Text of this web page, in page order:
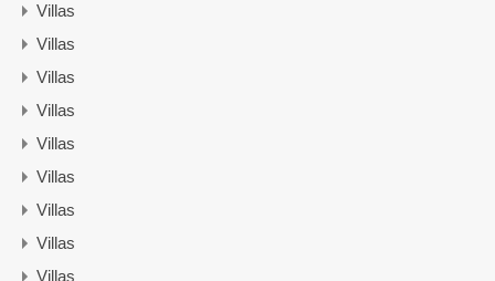
Villas
Villas
Villas
Villas
Villas
Villas
Villas
Villas
Villas